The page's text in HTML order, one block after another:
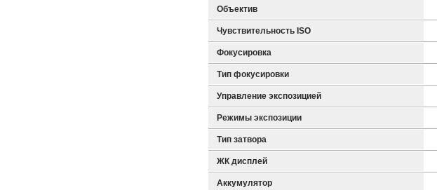
Объектив
Чувствительность ISO
Фокусировка
Тип фокусировки
Управление экспозицией
Режимы экспозиции
Тип затвора
ЖК дисплей
Аккумулятор